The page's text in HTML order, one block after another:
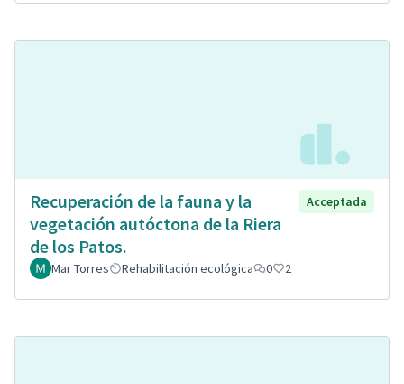
Recuperación de la fauna y la
vegetación autóctona de la Riera
de los Patos.
Acceptada
Mar Torres Rehabilitación ecológica 0 2